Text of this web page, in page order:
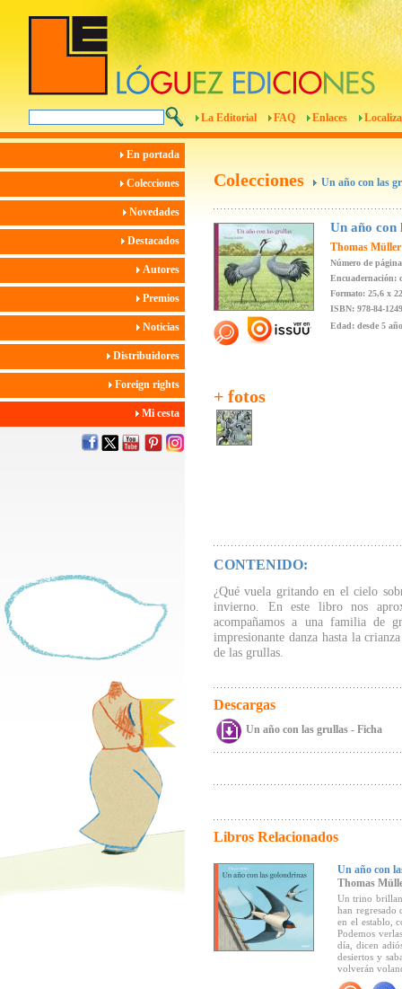
La Editorial FAQ Enlaces
En portada
Colecciones
Novedades
Destacados
Autores
Premios
Noticias
Distribuidores
Foreign rights
Mi cesta
Colecciones Un año con las
+ fotos
Un año con
Thomas Müller
Número de
Encuadernación:
Formato: 25,6 x
ISBN: 978-84-
Edad: desde 5
CONTENIDO:
¿Qué vuela gritando en el cielo
invierno. En este libro nos
acompañamos a una familia de
impresionante danza hasta la
de las grullas.
Descargas
Un año con las grullas - Ficha
Libros Relacionados
Un año con
Thomas
Un trino
han regresado
en el establo,
Podemos
día, dicen
desiertos y
volverán